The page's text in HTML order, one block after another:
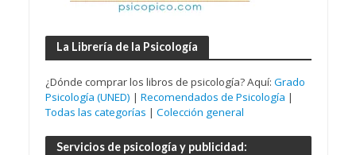
La Librería de la Psicología
¿Dónde comprar los libros de psicología? Aquí: Grado
Psicología (UNED) | Recomendados de Psicología |
Todas las categorías | Colección general
Servicios de psicología y publicidad: